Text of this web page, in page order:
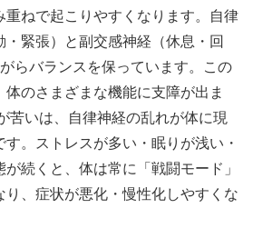
重ねで起こりやすくなります。自律
緊張）と副交感神経（休息・回
らバランスを保っています。この
のさまざまな機能に支障が出ま
苦いは、自律神経の乱れが体に現
。ストレスが多い・眠りが浅い・
続くと、体は常に「戦闘モード」
り、症状が悪化・慢性化しやすくな